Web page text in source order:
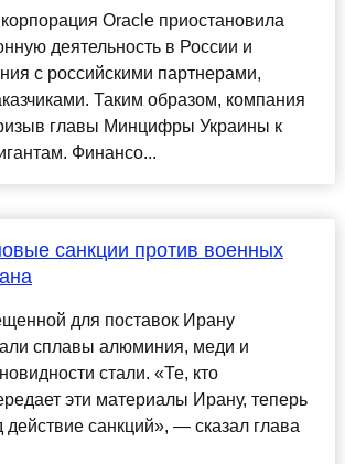
Oracle приостановила
деятельность в России и
с российскими партнерами,
Таким образом, компания
главы Минцифры Украины к
Финансо...
санкции против военных
для поставок Ирану
сплавы алюминия, меди и
стали. «Те, кто
эти материалы Ирану, теперь
санкций», — сказал глава